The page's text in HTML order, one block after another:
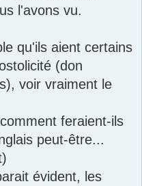
l'avons vu.
qu'ils aient certains
(don
voir vraiment le
feraient-ils
peut-être...
évident, les